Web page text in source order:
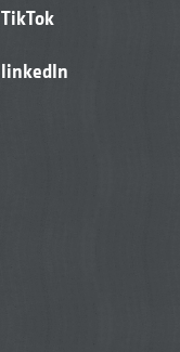
TikTok
linkedIn